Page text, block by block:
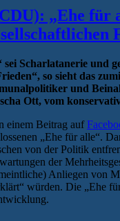
„Ehe für
sei Scharlatanerie und
so sieht das
und
Ott, vom
einem Beitrag auf
„Ehe für alle“.
von der Politik
der
Anliegen von
würden. Die „Ehe